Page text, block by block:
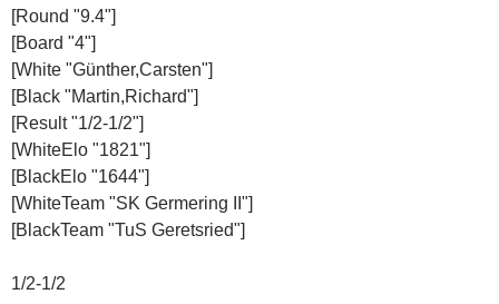
[Round "9.4"]
[Board "4"]
[White "Günther,Carsten"]
[Black "Martin,Richard"]
[Result "1/2-1/2"]
[WhiteElo "1821"]
[BlackElo "1644"]
[WhiteTeam "SK Germering II"]
[BlackTeam "TuS Geretsried"]
1/2-1/2